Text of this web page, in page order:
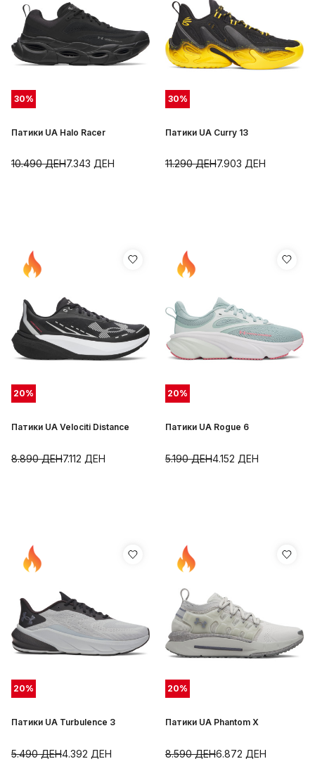
30%
Патики UA Halo Racer
7.343 ДЕН
10.490ДЕН
30%
Патики UA Curry 13
7.903 ДЕН
11.290ДЕН
20%
Патики UA Velociti Distance
7.112 ДЕН
8.890ДЕН
20%
Патики UA Rogue 6
4.152 ДЕН
5.190ДЕН
20%
Патики UA Turbulence 3
4.392 ДЕН
5.490ДЕН
20%
Патики UA Phantom X
6.872 ДЕН
8.590ДЕН